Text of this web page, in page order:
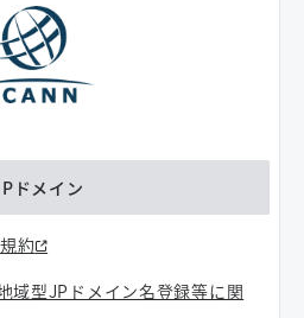
ドメイン
約
域型JPドメイン名登録等に関